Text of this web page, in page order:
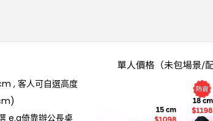
, 客人可自選高度
e.g倚靠辦公長桌